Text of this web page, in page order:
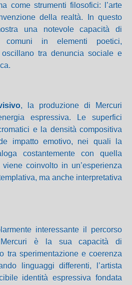
come strumenti filosofici: l’arte
della realtà. In questo
una notevole capacità di
comuni in elementi poetici,
tra denuncia sociale e
, la produzione di Mercuri
espressiva. Le superfici
e la densità compositiva
impatto emotivo, nei quali la
costantemente con quella
coinvolto in un’esperienza
ma anche interpretativa
interessante il percorso
è la sua capacità di
tra sperimentazione e coerenza
linguaggi differenti, l’artista
identità espressiva fondata